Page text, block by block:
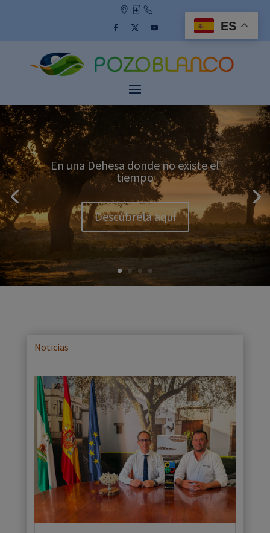
En una Dehesa donde no existe el
tiempo
Descúbrela aquí
Noticias
ES